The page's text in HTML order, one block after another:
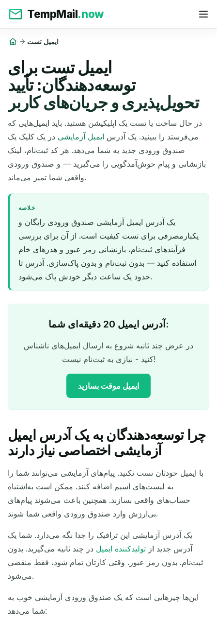
TempMail.now
ایمیل تست
ایمیل تست برای
توسعه‌دهندگان: تأیید
تحویل‌پذیری و جریان‌های کاربر
در حال ساخت یا تست یک اپلیکیشن هستید. باید ایمیل‌هایی که
می‌فرستد را ببینید. یک آدرس ایمیل آزمایشی در یک کلیک یک
صندوق ورودی جدید به شما می‌دهد. هر کد ثبت‌نام، لینک
بازنشانی و پیام خوش‌آمدگویی را می‌گیرید — و صندوق ورودی
واقعی شما تمیز می‌ماند.
خلاصه
یک آدرس ایمیل آزمایشی صندوق ورودی رایگان و
یکبارمصرفی برای تست کیفیت است. از آن برای بررسی
فرآیندهای ثبت‌نام، بازنشانی رمز عبور و هدرهای خام
استفاده کنید — بدون ثبت‌نام و بدون پاک‌سازی. آدرس تا
حدود یک ساعت دیگر خودش پاک می‌شود.
آدرس ایمیل 20 دقیقه‌ای شما:
در عرض چند ثانیه شروع به ارسال ایمیل‌های ناشناس
کنید - نیازی به ثبت‌نام نیست!
ایمیل موقت بسازید
آدرس ایمیل موقت شما:
کپی QR
حذف انتخاب شده تغییر ایمیل به‌روزرسانی
به‌روزرسانی بعدی در 15 ثانیه
فرستنده موضوع عملکرد
چرا توسعه‌دهندگان به یک آدرس ایمیل
آزمایشی اختصاصی نیاز دارند
با ایمیل خودتان تست نکنید. پیام‌های آزمایشی می‌توانند شما را
به لیست‌های اسپم اضافه کنند. ممکن است به‌اشتباه
حساب‌های واقعی بسازند. همچنین باعث می‌شوند پیام‌های
بی‌ارزش وارد صندوق ورودی واقعی شما شوند.
یک آدرس آزمایشی این ترافیک را جدا نگه می‌دارد. شما یک
آدرس جدید از تولیدکننده ایمیل در چند ثانیه می‌گیرید. بدون
ثبت‌نام. بدون رمز عبور. وقتی کارتان تمام شود، فقط منقضی
می‌شود.
این‌ها چیزهایی است که یک صندوق ورودی آزمایشی خوب به
شما می‌دهد: